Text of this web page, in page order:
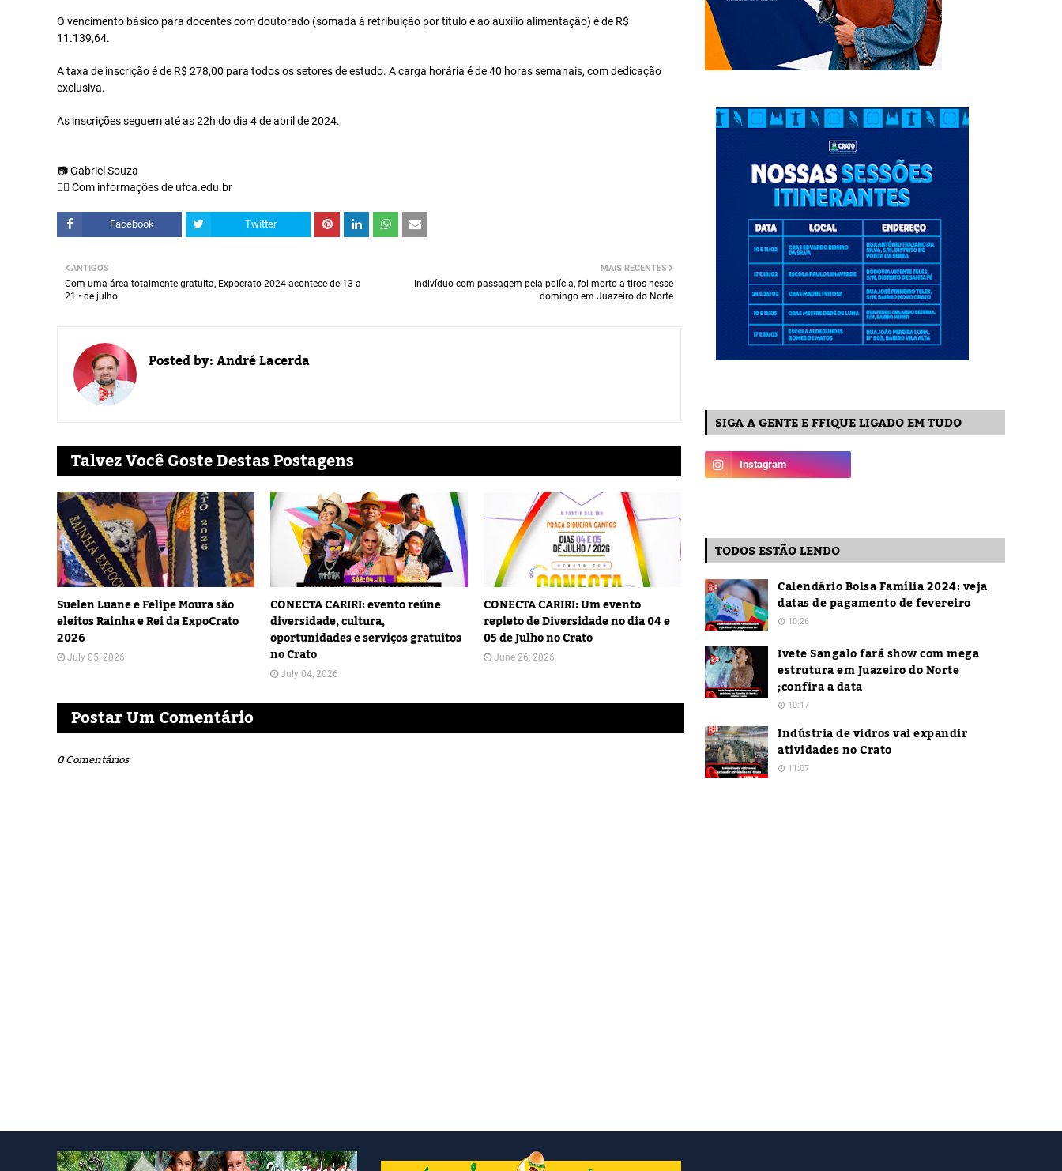
O vencimento básico para docentes com doutorado (somada à retribuição por título e ao auxílio alimentação) é de R$
11.139,64.
A taxa de inscrição é de R$ 278,00 para todos os setores de estudo. A carga horária é de 40 horas semanais, com dedicação
exclusiva.
As inscrições seguem até as 22h do dia 4 de abril de 2024.
📷 Gabriel Souza
✍🏼 Com informações de ufca.edu.br
Facebook Twitter
MAIS RECENTES
Indivíduo com passagem pela polícia, foi morto a tiros nesse
domingo em Juazeiro do Norte
ANTIGOS
Com uma área totalmente gratuita, Expocrato 2024 acontece de 13 a
21 • de julho
Posted by:André Lacerda
Talvez Você Goste Destas Postagens
Suelen Luane e Felipe Moura são
eleitos Rainha e Rei da ExpoCrato
2026
July 05, 2026
CONECTA CARIRI: evento reúne
diversidade, cultura,
oportunidades e serviços gratuitos
no Crato
July 04, 2026
CONECTA CARIRI: Um evento
repleto de Diversidade no dia 04 e
05 de Julho no Crato
June 26, 2026
Postar Um Comentário
0 Comentários
SIGA A GENTE E FFIQUE LIGADO EM TUDO
TODOS ESTÃO LENDO
Calendário Bolsa Família 2024: veja
datas de pagamento de fevereiro
10:26
Ivete Sangalo fará show com mega
estrutura em Juazeiro do Norte
;confira a data
10:17
Indústria de vidros vai expandir
atividades no Crato
11:07